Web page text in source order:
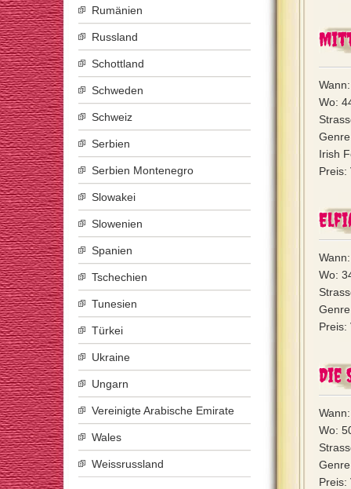
Wo:
Irish
Preis:
Wo:
Preis:
Die
Wo:
Preis:
Rumänien
Russland
Schottland
Schweden
Schweiz
Serbien
Serbien Montenegro
Slowakei
Slowenien
Spanien
Tschechien
Tunesien
Türkei
Ukraine
Ungarn
Vereinigte Arabische Emirate
Wales
Weissrussland